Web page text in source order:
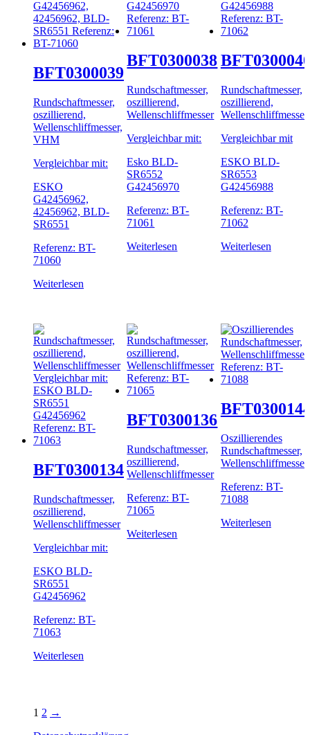
BFT0300039
Rundschaftmesser,
oszillierend,
Wellenschliffmesser,
VHM
Vergleichbar mit:
ESKO
G42456962,
42456962, BLD-
SR6551
Referenz: BT-
71060
Weiterlesen
BFT0300038
Rundschaftmesser,
oszillierend,
Wellenschliffmesser
Vergleichbar mit:
Esko BLD-
SR6552
G42456970
Referenz: BT-
71061
Weiterlesen
Rundschaftmesser,
oszillierend,
Wellenschliffmesser
Vergleichbar mit
ESKO BLD-
SR6553
G42456988
Referenz: BT-
71062
Weiterlesen
BFT0300134
Rundschaftmesser,
oszillierend,
Wellenschliffmesser
Vergleichbar mit:
ESKO BLD-
SR6551
G42456962
Referenz: BT-
71063
Weiterlesen
BFT0300136
Rundschaftmesser,
oszillierend,
Wellenschliffmesser
Referenz: BT-
71065
Weiterlesen
Oszillierendes
Rundschaftmesser,
Wellenschliffmesser
Referenz: BT-
71088
Weiterlesen
1 2 →